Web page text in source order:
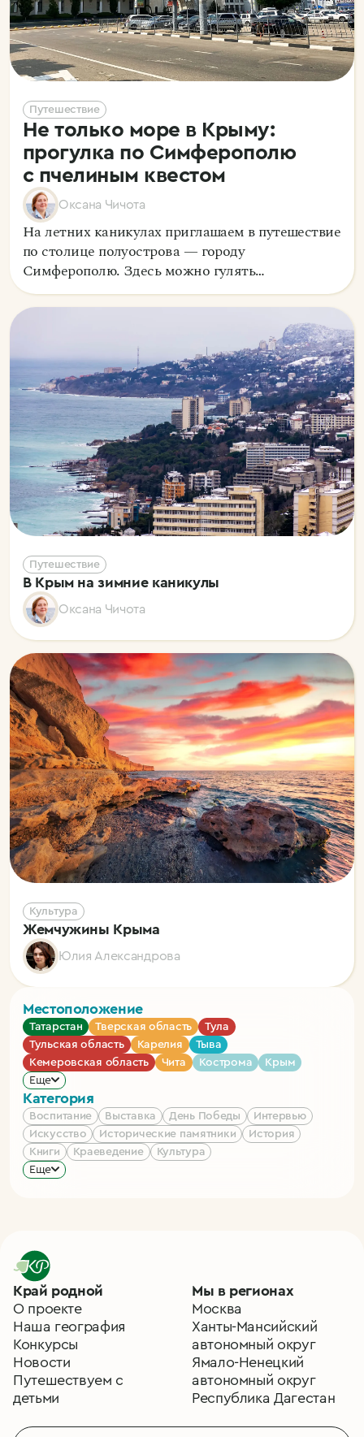
Путешествие
Не только море в Крыму:
прогулка по Симферополю
с пчелиным квестом
Оксана Чичота
На летних каникулах приглашаем в путешествие
по столице полуострова — городу
Симферополю. Здесь можно гулять
с удовольствием, разгадывать загадки
и собирать коллекцию маленьких пчел,
спрятанных в самых неожиданных местах.
Путешествие
В Крым на зимние каникулы
Оксана Чичота
Культура
Жемчужины Крыма
Юлия Александрова
Местоположение
Татарстан Тверская область
Тула
Тульская область
Карелия
Тыва
Кемеровская область
Чита Кострома
Крым
Еще
Категория
Воспитание Выставка День Победы
Интервью
Искусство
Исторические памятники
История
Книги
Краеведение
Культура
Еще
Край родной
О проекте
Наша география
Конкурсы
Новости
Путешествуем с
детьми
Мы в регионах
Москва
Ханты-Мансийский
автономный округ
Ямало-Ненецкий
автономный округ
Республика Дагестан